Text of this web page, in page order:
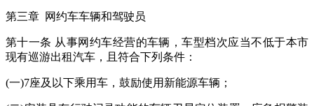
第三章 网约车车辆和驾驶员
第十一条 从事网约车经营的车辆，车型档次应当不低于本市
现有巡游出租汽车，且符合下列条件：
(一)7座及以下乘用车，鼓励使用新能源车辆；